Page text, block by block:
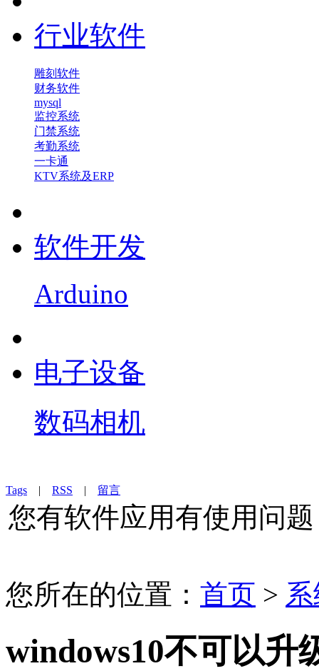
行业软件
雕刻软件
财务软件
mysql
监控系统
门禁系统
考勤系统
一卡通
KTV系统及ERP
软件开发
Arduino
电子设备
数码相机
Tags | RSS | 留言
您有软件应用有使用问
您所在的位置： 首页 >
windows10不可以升